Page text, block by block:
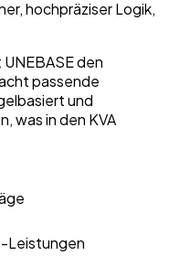
hochpräziser Logik,
den
passende
und
was in den KVA
Leistungen